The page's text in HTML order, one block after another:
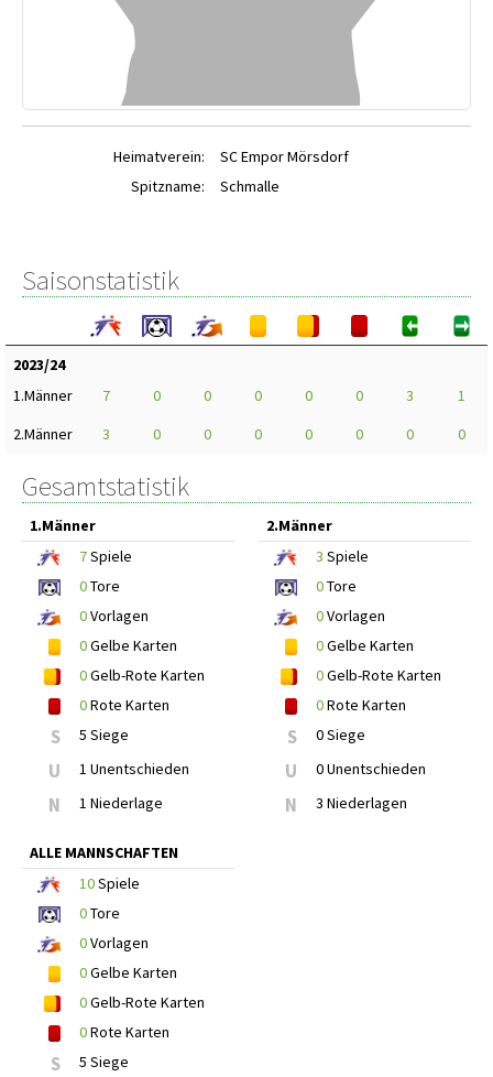
Heimatverein:
SC Empor Mörsdorf
Spitzname:
Schmalle
Saisonstatistik
2023/24
1.Männer
7 0 0 0 0 0 3
1
2.Männer
3 0 0 0 0 0 0 0
Gesamtstatistik
1.Männer
7Spiele
0Tore
0Vorlagen
0Gelbe Karten
0Gelb-Rote Karten
0Rote Karten
S 5 Siege
U 1 Unentschieden
N 1 Niederlage
2.Männer
3 Spiele
0Tore
0Vorlagen
0Gelbe Karten
0Gelb-Rote Karten
0Rote Karten
S 0 Siege
U 0 Unentschieden
N 3 Niederlagen
ALLE MANNSCHAFTEN
10Spiele
0Tore
0Vorlagen
0Gelbe Karten
0Gelb-Rote Karten
0Rote Karten
S 5 Siege